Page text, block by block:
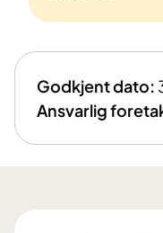
Godkjent dato:
Ansvarlig